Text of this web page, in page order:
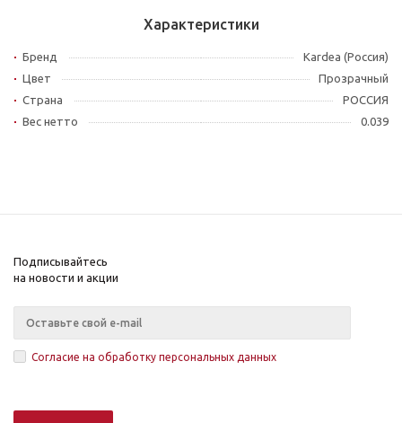
Характеристики
Бренд
Kardea (Россия)
Цвет
Прозрачный
Страна
РОССИЯ
Вес нетто
0.039
Подписывайтесь
на новости и акции
Согласие на обработку персональных данных